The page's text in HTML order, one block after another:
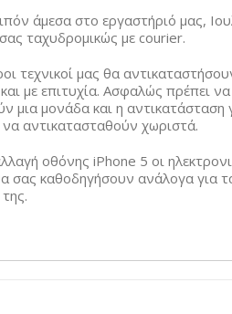
άμεσα στο εργαστήριό μας,
ταχυδρομικώς με courier.
τεχνικοί μας θα
με επιτυχία. Ασφαλώς πρέπει
μια μονάδα και η αντικατάσταση
αντικατασταθούν χωριστά.
οθόνης iPhone 5 οι
σας καθοδηγήσουν ανάλογα για